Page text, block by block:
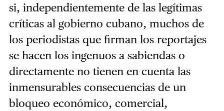
si, independientemente de las legítimas
críticas al gobierno cubano, muchos de
los periodistas que firman los reportajes
se hacen los ingenuos a sabiendas o
directamente no tienen en cuenta las
inmensurables consecuencias de un
bloqueo económico, comercial,